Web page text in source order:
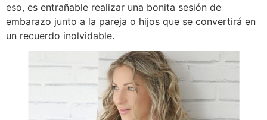
eso, es entrañable realizar una bonita sesión de
embarazo junto a la pareja o hijos que se convertirá en
un recuerdo inolvidable.